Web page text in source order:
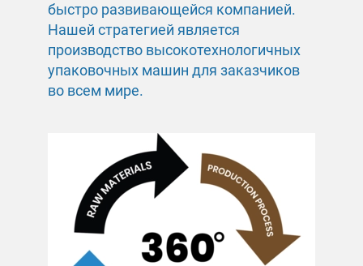
быстро развивающейся компанией.
Нашей стратегией является
производство высокотехнологичных
упаковочных машин для заказчиков
во всем мире.